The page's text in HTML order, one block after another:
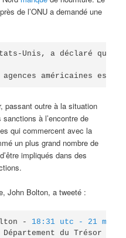
de l’ONU a demandé une
États-Unis, a déclaré
américaines est
passant outre à la situation
à l’encontre de
qui commercent avec la
un plus grand nombre de
impliqués dans des
John Bolton, a tweeté :
- 18:31 utc - 21 mars
du Trésor